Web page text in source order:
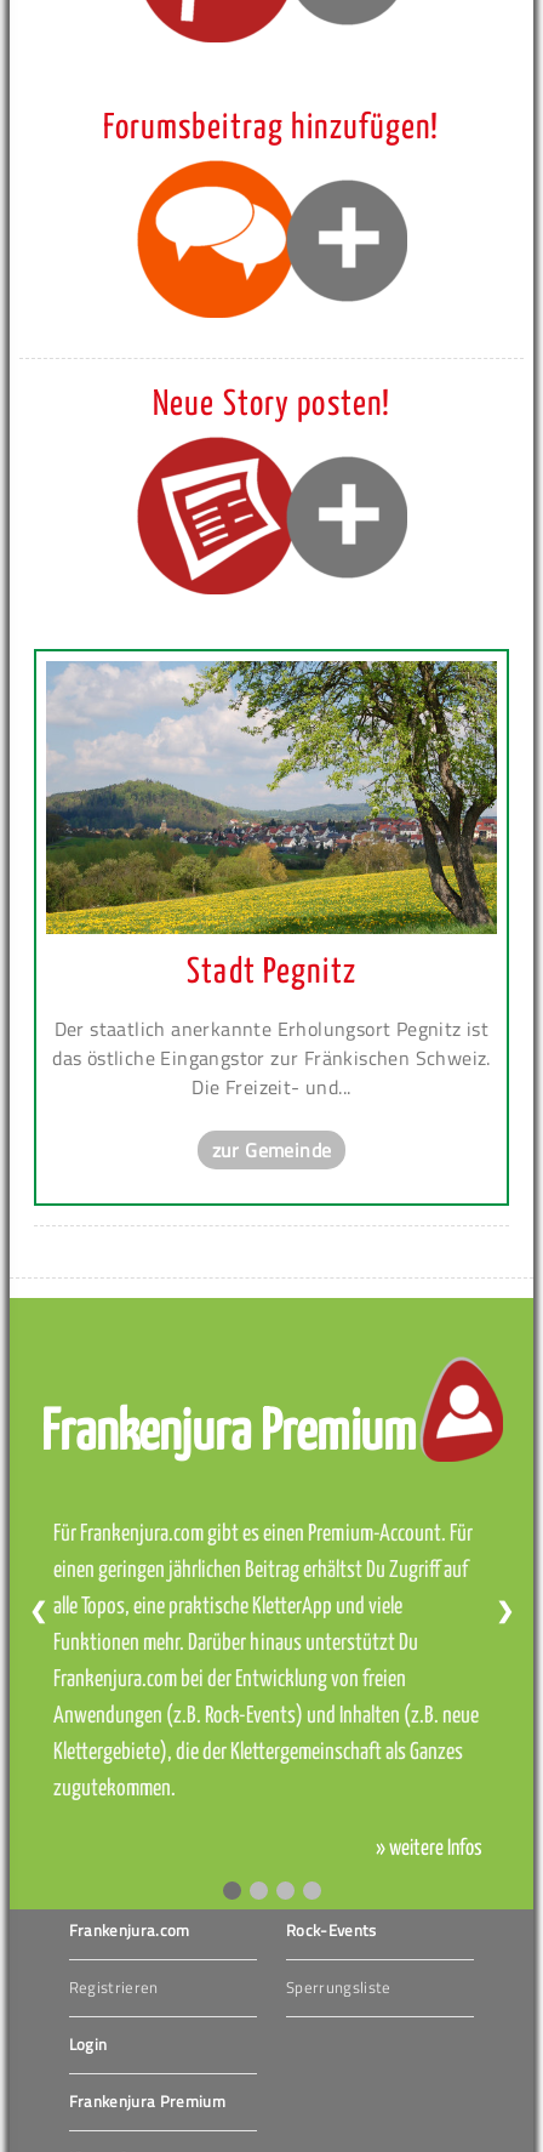
Forumsbeitrag hinzufügen!
Neue Story posten!
Stadt Pegnitz
Der staatlich anerkannte Erholungsort Pegnitz ist
das östliche Eingangstor zur Fränkischen Schweiz.
Die Freizeit- und...
zur Gemeinde
Frankenjura Premium
Für Frankenjura.com gibt es einen Premium-Account. Für
einen geringen jährlichen Beitrag erhältst Du Zugriff auf
alle Topos, eine praktische KletterApp und viele
Funktionen mehr. Darüber hinaus unterstützt Du
Frankenjura.com bei der Entwicklung von freien
Anwendungen (z.B. Rock-Events) und Inhalten (z.B. neue
Klettergebiete), die der Klettergemeinschaft als Ganzes
zugutekommen.
» weitere Infos
❮ ❯
Frankenjura.com
Registrieren
Login
Frankenjura Premium
Rock-Events
Sperrungsliste